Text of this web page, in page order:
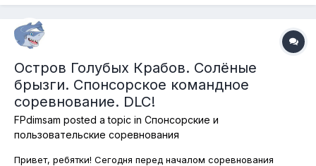
Остров Голубых Крабов. Солёные
брызги. Спонсорское командное
соревнование. DLC!
FPdimsam posted a topic in Спонсорские и
пользовательские соревнования
Привет, ребятки! Сегодня перед началом соревнования